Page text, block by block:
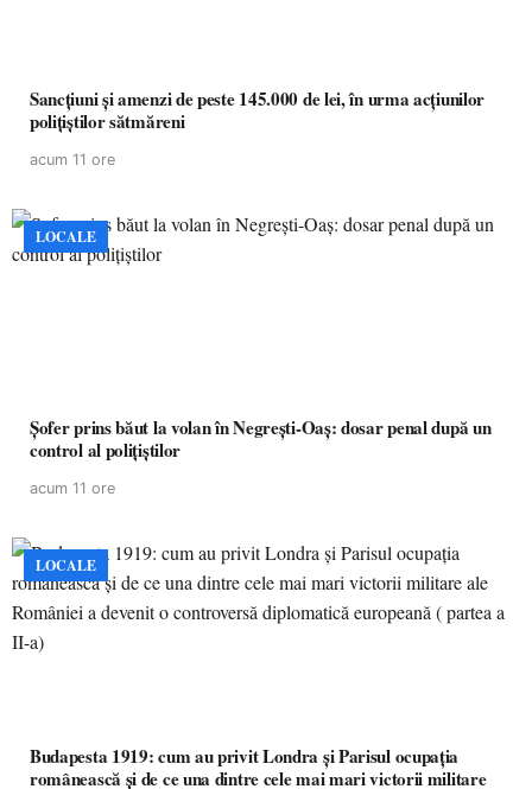
Sancțiuni și amenzi de peste 145.000 de lei, în urma acțiunilor
polițiștilor sătmăreni
acum 11 ore
LOCALE
Șofer prins băut la volan în Negrești-Oaș: dosar penal după un
control al polițiștilor
acum 11 ore
LOCALE
Budapesta 1919: cum au privit Londra și Parisul ocupația
românească și de ce una dintre cele mai mari victorii militare